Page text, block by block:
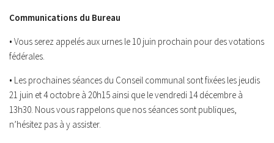
Communications du Bureau
• Vous serez appelés aux urnes le 10 juin prochain pour des votations
fédérales.
• Les prochaines séances du Conseil communal sont fixées les jeudis
21 juin et 4 octobre à 20h15 ainsi que le vendredi 14 décembre à
13h30. Nous vous rappelons que nos séances sont publiques,
n’hésitez pas à y assister.